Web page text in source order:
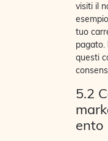
visiti il
tuo
pagato.
questi
5.2
ento